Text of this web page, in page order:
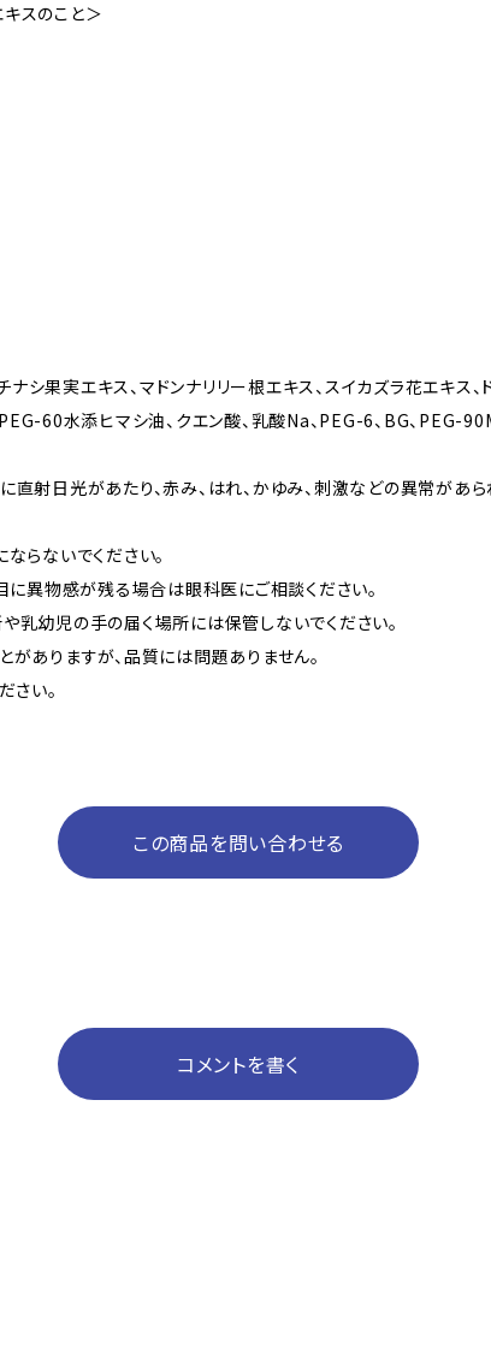
スのこと＞
ナシ果実エキス、マドンナリリー根エキス、スイカズラ花エキス
60水添ヒマシ油、クエン酸、乳酸Na、PEG-6、BG、PEG-
射日光があたり、赤み、はれ、かゆみ、刺激などの異常があ
らないでください。
に異物感が残る場合は眼科医にご相談ください。
幼児の手の届く場所には保管しないでください。
ありますが、品質には問題ありません。
さい。
この商品を問い合わせる
コメントを書く